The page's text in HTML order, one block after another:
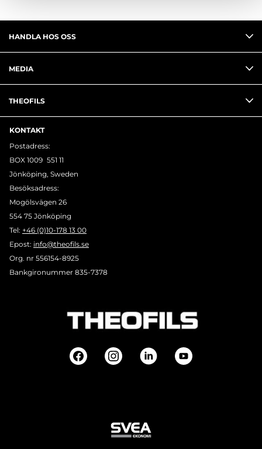
HANDLA HOS OSS
MEDIA
THEOFILS
KONTAKT
Postadress:
BOX 1009 551 11
Jönköping, Sweden
Besöksadress:
Mogölsvägen 26
554 75 Jönköping
Tel: +46 (0)10-178 13 00
Epost: info@theofils.se
Org. nr 556154-8925
Bankgironummer 835-7378